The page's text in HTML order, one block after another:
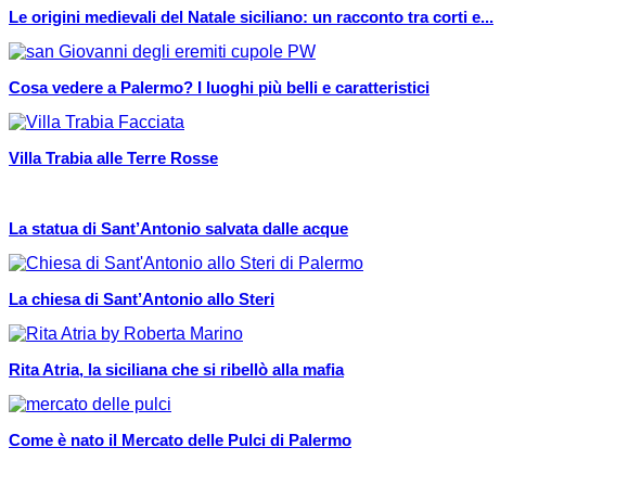
Le origini medievali del Natale siciliano: un racconto tra corti e...
Cosa vedere a Palermo? I luoghi più belli e caratteristici
Villa Trabia alle Terre Rosse
La statua di Sant’Antonio salvata dalle acque
La chiesa di Sant’Antonio allo Steri
Rita Atria, la siciliana che si ribellò alla mafia
Come è nato il Mercato delle Pulci di Palermo